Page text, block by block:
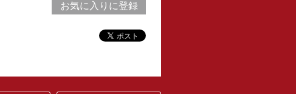
お気に入りに登録